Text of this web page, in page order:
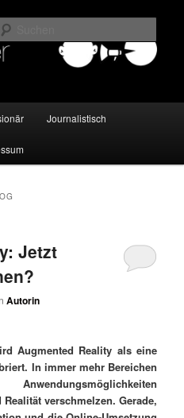
Journalistisch
Jetzt
Autorin
Augmented Reality als eine
In immer mehr Bereichen
verschmelzen. Gerade,